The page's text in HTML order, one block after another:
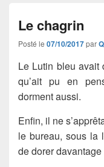
Le chagrin
Posté le 07/10/2017par
Le Lutin bleu avait
qu’ait pu en
dorment aussi.
Enfin, il ne
le bureau, sous la
de dorer davantage